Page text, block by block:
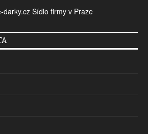
darky.cz Sídlo firmy v Praze